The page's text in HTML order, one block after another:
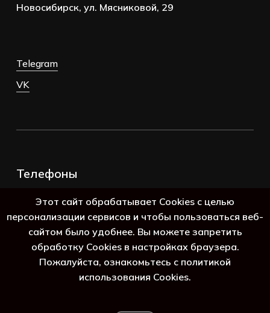
Новосибирск, ул. Мясниковой, 29
Telegram
VK
Телефоны
8 (800) 250-69-39
Этот сайт обрабатывает Cookies с целью
персонализации сервисов и чтобы пользоваться веб-
сайтом было удобнее. Вы можете запретить
обработку Cookies в настройках браузера.
Пожалуйста, ознакомьтесь с политикой
использования Cookies.